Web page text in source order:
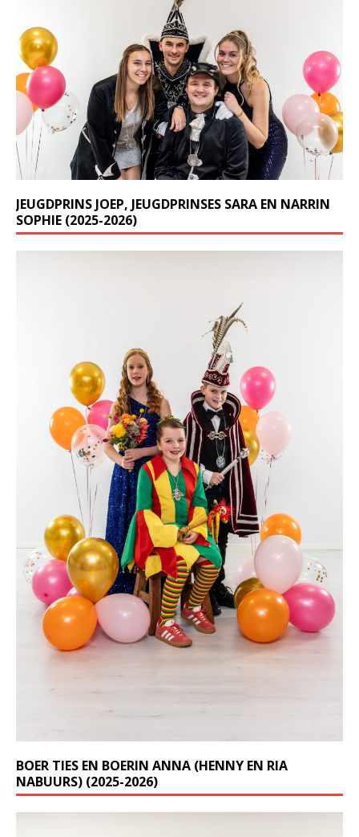
JEUGDPRINS JOEP, JEUGDPRINSES SARA EN NARRIN
SOPHIE (2025-2026)
BOER TIES EN BOERIN ANNA (HENNY EN RIA
NABUURS) (2025-2026)